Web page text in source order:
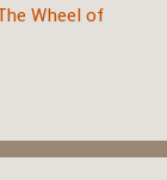
Wheel of